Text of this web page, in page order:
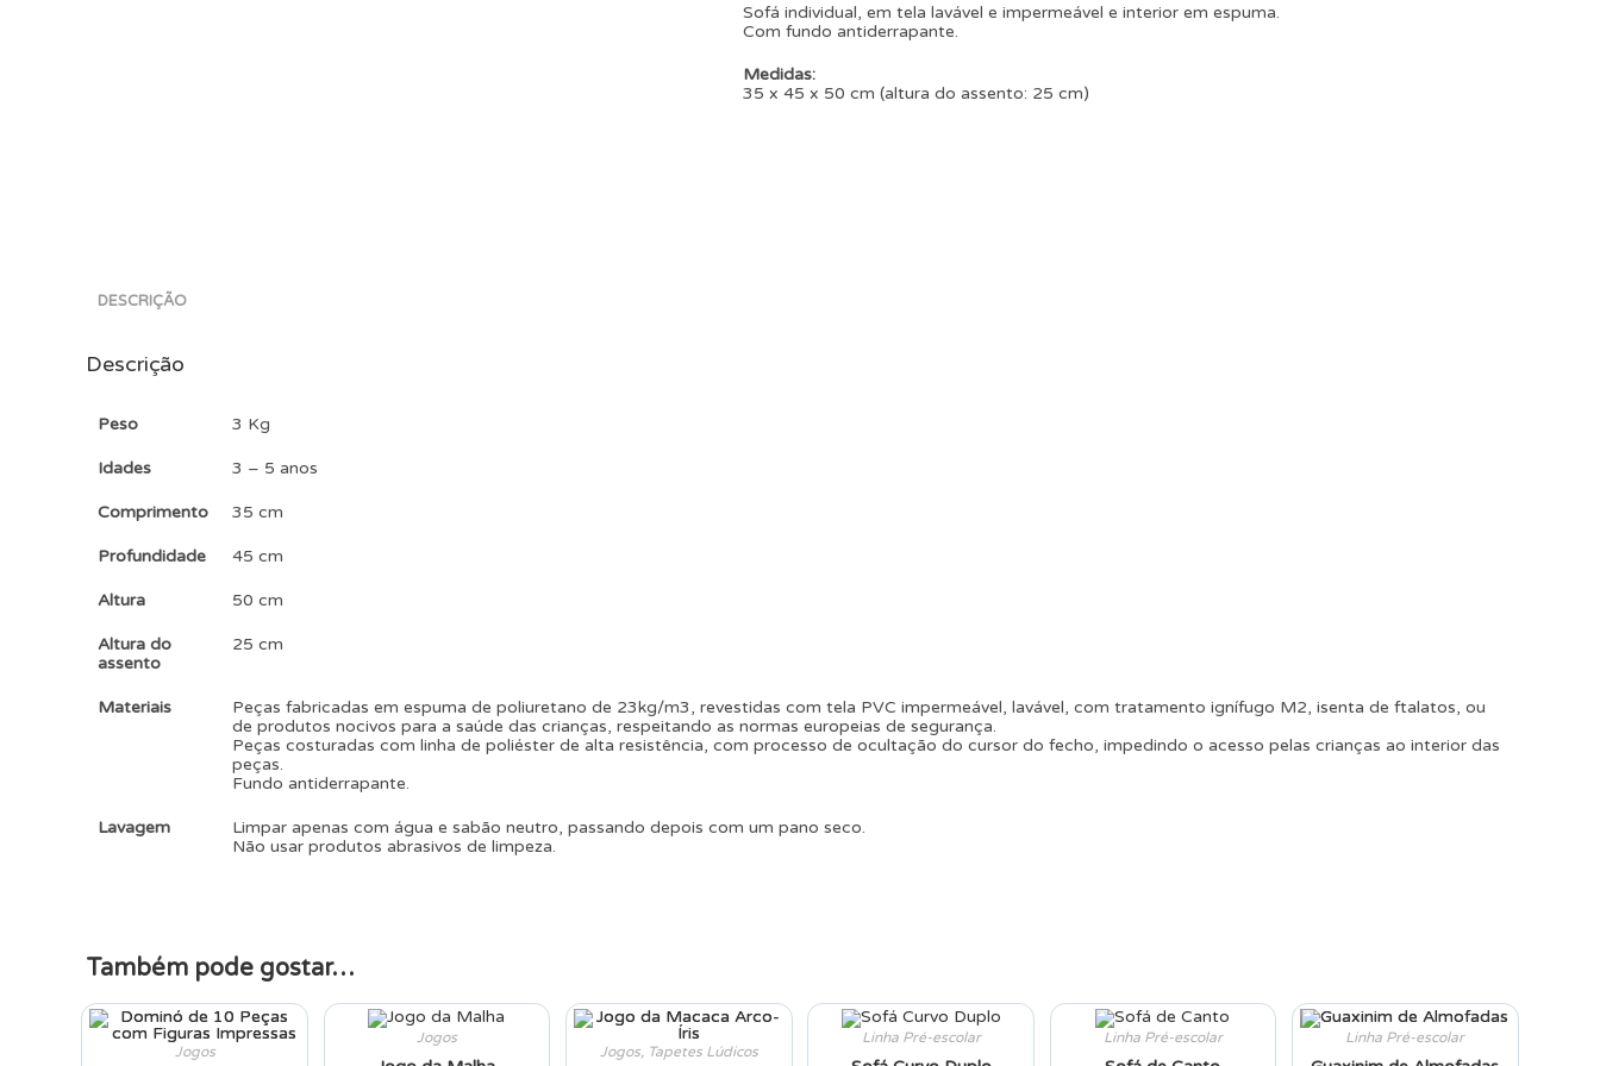
Sofá individual, em tela lavável e impermeável e interior em espuma.
Com fundo antiderrapante.
Medidas:
35 x 45 x 50 cm (altura do assento: 25 cm)
DESCRIÇÃO
Descrição
Peso 3 Kg
Idades 3 – 5 anos
Comprimento 35 cm
Profundidade 45 cm
Altura 50 cm
Altura do
assento
25 cm
Materiais
Peças fabricadas em espuma de poliuretano de 23kg/m3, revestidas com tela PVC impermeável, lavável, com tratamento ignífugo M2, isenta de ftalatos, ou
de produtos nocivos para a saúde das crianças, respeitando as normas europeias de segurança.
Peças costuradas com linha de poliéster de alta resistência, com processo de ocultação do cursor do fecho, impedindo o acesso pelas crianças ao interior das
peças.
Fundo antiderrapante.
Lavagem
Limpar apenas com água e sabão neutro, passando depois com um pano seco.
Não usar produtos abrasivos de limpeza.
Também pode gostar…
Jogos
Jogos
Jogos, Tapetes Lúdicos
Linha Pré-escolar Linha Pré-escolar Linha Pré-escolar